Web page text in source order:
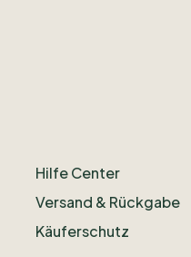
Hilfe Center
Versand & Rückgabe
Käuferschutz